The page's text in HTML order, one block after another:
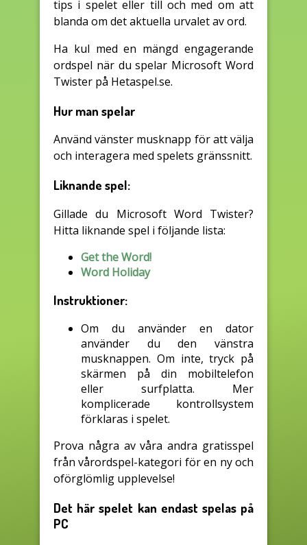
tips i spelet eller till och med om att
blanda om det aktuella urvalet av ord.
Ha kul med en mängd engagerande
ordspel när du spelar Microsoft Word
Twister på Hetaspel.se.
Hur man spelar
Använd vänster musknapp för att välja
och interagera med spelets gränssnitt.
Liknande spel:
Gillade du Microsoft Word Twister?
Hitta liknande spel i följande lista:
Get the Word!
Word Holiday
Instruktioner:
Om du använder en dator
använder du den vänstra
musknappen. Om inte, tryck på
skärmen på din mobiltelefon
eller surfplatta. Mer
komplicerade kontrollsystem
förklaras i spelet.
Prova några av våra andra gratisspel
från vårordspel-kategori för en ny och
oförglömlig upplevelse!
Det här spelet kan endast spelas på
PC